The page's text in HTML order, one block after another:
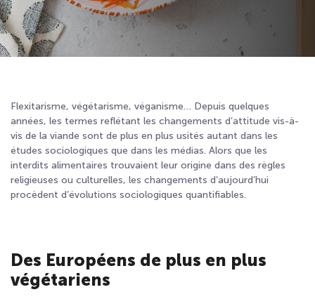
Flexitarisme, végétarisme, véganisme… Depuis quelques
années, les termes reflétant les changements d’attitude vis-à-
vis de la viande sont de plus en plus usités autant dans les
études sociologiques que dans les médias. Alors que les
interdits alimentaires trouvaient leur origine dans des règles
religieuses ou culturelles, les changements d’aujourd’hui
procèdent d’évolutions sociologiques quantifiables.
Des Européens de plus en plus
végétariens